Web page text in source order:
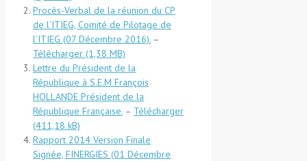
Procès-Verbal de la réunion du CP
de l’ITIEG, Comité de Pilotage de
l’ITIEG (07 Décembre 2016). –
Télécharger
Lettre du Président de la
République à S.E.M François
HOLLANDE Président de la
République Française. – Télécharger
Rapport 2014 Version Finale
Signée, FINERGIES (01 Décembre